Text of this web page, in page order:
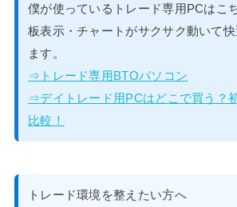
僕が使っているトレード専用PCはこ
板表示・チャートがサクサク動いて
ます。
⇒トレード専用BTOパソコン
⇒デイトレード用PCはどこで買う？
比較！
トレード環境を整えたい方へ